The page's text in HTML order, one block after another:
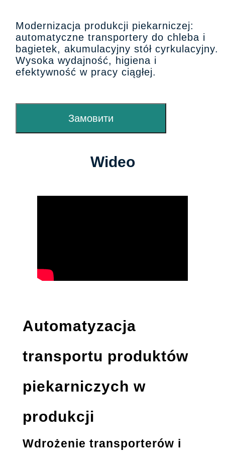
Modernizacja produkcji piekarniczej:
automatyczne transportery do chleba i
bagietek, akumulacyjny stół cyrkulacyjny.
Wysoka wydajność, higiena i
efektywność w pracy ciągłej.
Замовити
Wideo
Automatyzacja
transportu produktów
piekarniczych w
produkcji
Wdrożenie transporterów i